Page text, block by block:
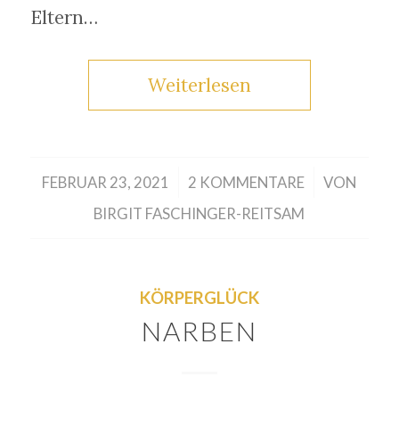
Eltern…
Weiterlesen
FEBRUAR 23, 2021
/ 2 KOMMENTARE
/
VON
BIRGIT FASCHINGER-REITSAM
KÖRPERGLÜCK
NARBEN